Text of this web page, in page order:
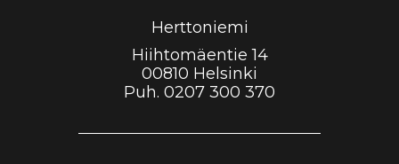
o
r
Herttoniemi
Hiihtomäentie 14
00810 Helsinki
Puh. 0207 300 370